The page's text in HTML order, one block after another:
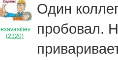
lexavasiliev
(2320)
Один
пробовал.